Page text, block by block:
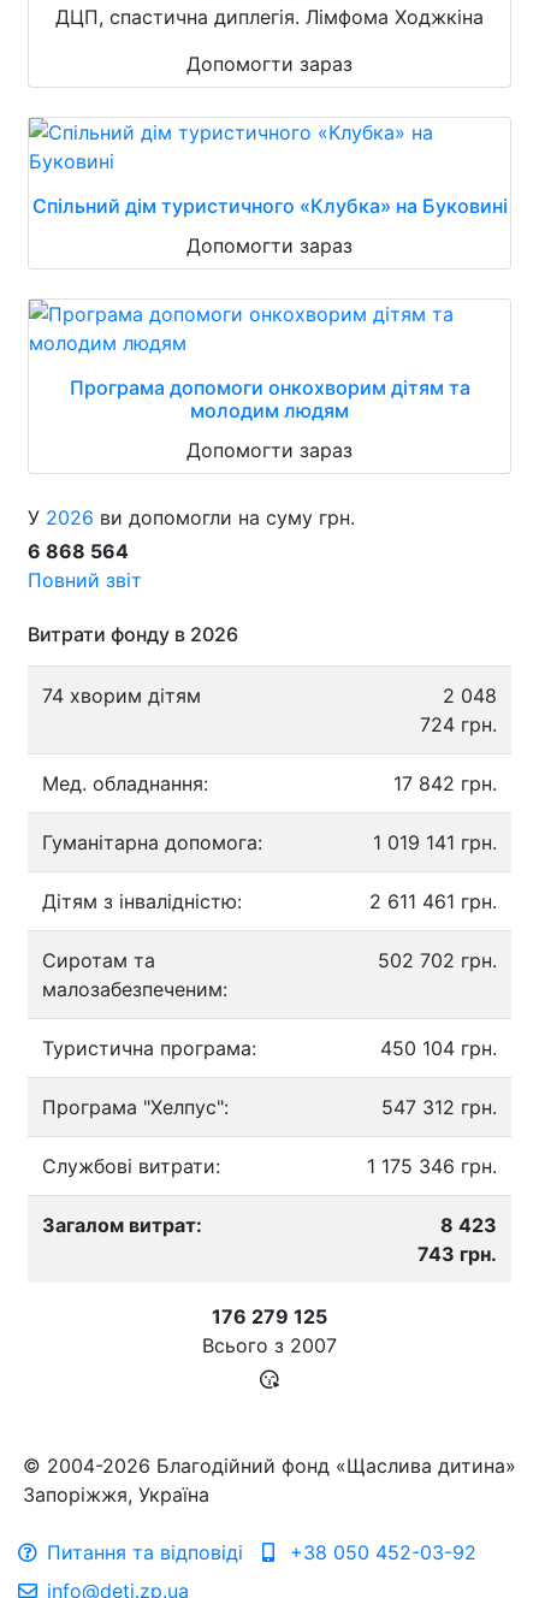
ДЦП, спастична диплегія. Лімфома Ходжкіна
Допомогти зараз
Спільний дім туристичного «Клубка» на Буковині
Допомогти зараз
Програма допомоги онкохворим дітям та
молодим людям
Допомогти зараз
У 2026 ви допомогли на суму грн.
6 868 564
Повний звіт
Витрати фонду в 2026
74 хворим дітям
2 048
724 грн.
Мед. обладнання: 17 842 грн.
Гуманітарна допомога: 1 019 141 грн.
Дітям з інвалідністю: 2 611 461 грн.
Сиротам та
малозабезпеченим:
502 702 грн.
Туристична програма: 450 104 грн.
Програма "Хелпус": 547 312 грн.
Службові витрати: 1 175 346 грн.
Загалом витрат:
8 423
743 грн.
176 279 125
Всього з 2007
© 2004-2026 Благодійний фонд «Щаслива дитина»
Запоріжжя, Україна
Питання та відповіді
+38 050 452-03-92
info@deti.zp.ua